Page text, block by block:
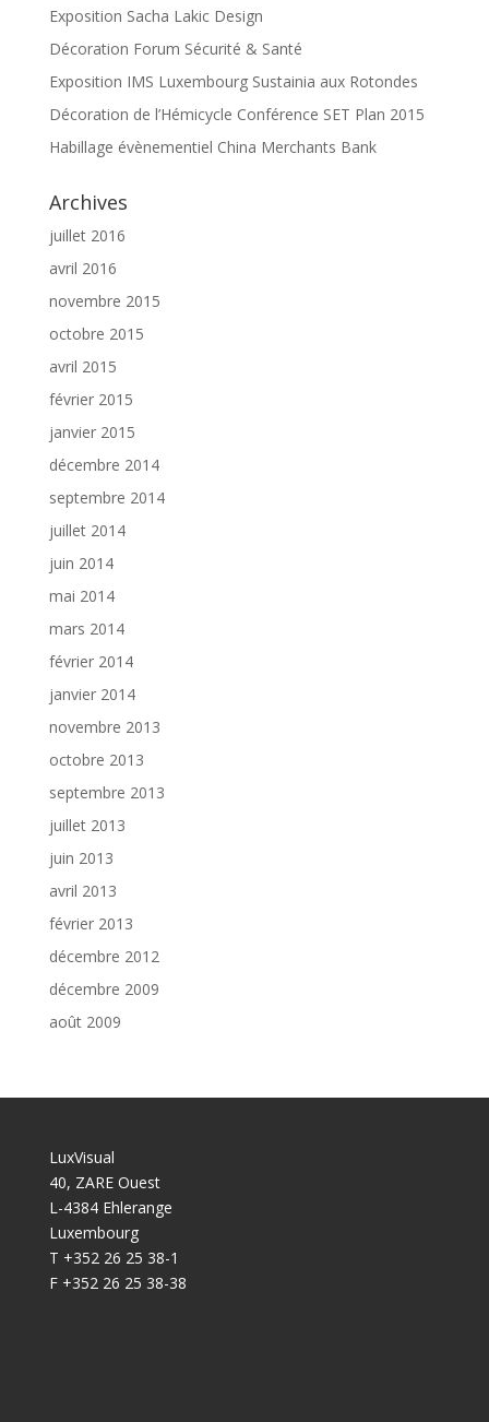
Exposition Sacha Lakic Design
Décoration Forum Sécurité & Santé
Exposition IMS Luxembourg Sustainia aux Rotondes
Décoration de l’Hémicycle Conférence SET Plan 2015
Habillage évènementiel China Merchants Bank
Archives
juillet 2016
avril 2016
novembre 2015
octobre 2015
avril 2015
février 2015
janvier 2015
décembre 2014
septembre 2014
juillet 2014
juin 2014
mai 2014
mars 2014
février 2014
janvier 2014
novembre 2013
octobre 2013
septembre 2013
juillet 2013
juin 2013
avril 2013
février 2013
décembre 2012
décembre 2009
août 2009
LuxVisual
40, ZARE Ouest
L-4384 Ehlerange
Luxembourg
T +352 26 25 38-1
F +352 26 25 38-38